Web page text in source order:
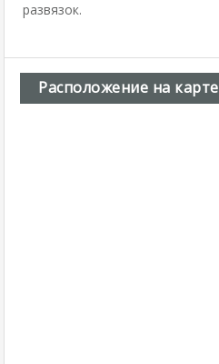
развязок.
Расположение на карте